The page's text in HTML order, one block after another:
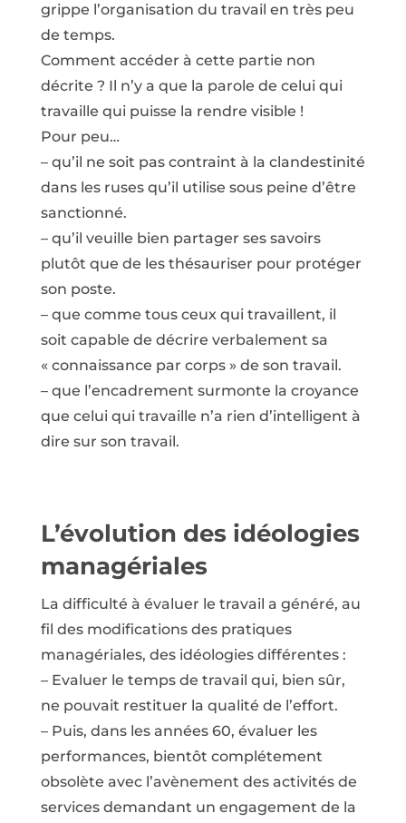
grippe l’organisation du travail en très peu
de temps.
Comment accéder à cette partie non
décrite ? Il n’y a que la parole de celui qui
travaille qui puisse la rendre visible !
Pour peu…
– qu’il ne soit pas contraint à la clandestinité
dans les ruses qu’il utilise sous peine d’être
sanctionné.
– qu’il veuille bien partager ses savoirs
plutôt que de les thésauriser pour protéger
son poste.
– que comme tous ceux qui travaillent, il
soit capable de décrire verbalement sa
« connaissance par corps » de son travail.
– que l’encadrement surmonte la croyance
que celui qui travaille n’a rien d’intelligent à
dire sur son travail.
L’évolution des idéologies
managériales
La difficulté à évaluer le travail a généré, au
fil des modifications des pratiques
managériales, des idéologies différentes :
– Evaluer le temps de travail qui, bien sûr,
ne pouvait restituer la qualité de l’effort.
– Puis, dans les années 60, évaluer les
performances, bientôt complétement
obsolète avec l’avènement des activités de
services demandant un engagement de la